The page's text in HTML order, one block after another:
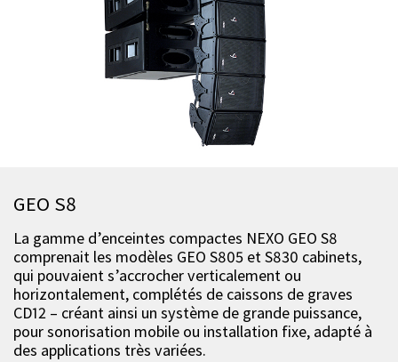
GEO S8
La gamme d’enceintes compactes NEXO GEO S8
comprenait les modèles GEO S805 et S830 cabinets,
qui pouvaient s’accrocher verticalement ou
horizontalement, complétés de caissons de graves
CD12 – créant ainsi un système de grande puissance,
pour sonorisation mobile ou installation fixe, adapté à
des applications très variées.